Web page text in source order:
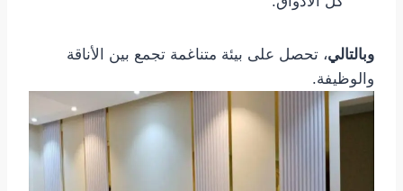
وبالتالي، تحصل على بيئة متناغمة تجمع بين الأناقة
والوظيفة.